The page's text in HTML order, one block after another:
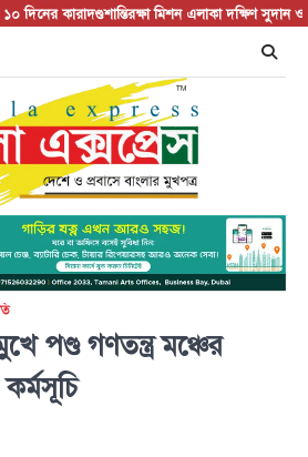
কারাদণ্ডশান্তিরক্ষা মিশন এলাকা দক্ষিণ সুদান ও
পণ্ড গণতন্ত্র মঞ্চের